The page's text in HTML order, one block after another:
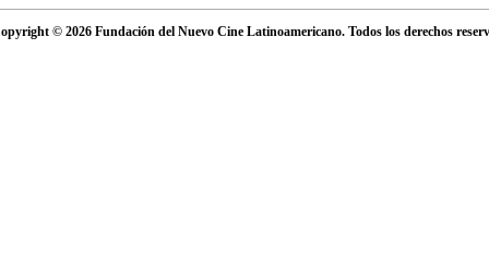
© 2026 Fundación del Nuevo Cine Latinoamericano. Todos los derechos